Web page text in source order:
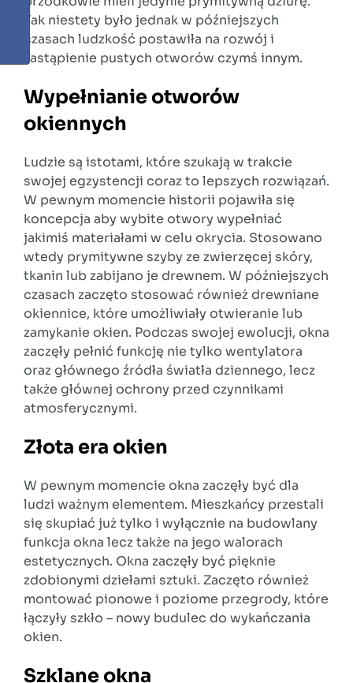
Tak niestety było jednak w późniejszych
czasach ludzkość postawiła na rozwój i
zastąpienie pustych otworów czymś innym.
Wypełnianie otworów
okiennych
Ludzie są istotami, które szukają w trakcie
swojej egzystencji coraz to lepszych rozwiązań.
W pewnym momencie historii pojawiła się
koncepcja aby wybite otwory wypełniać
jakimiś materiałami w celu okrycia. Stosowano
wtedy prymitywne szyby ze zwierzęcej skóry,
tkanin lub zabijano je drewnem. W późniejszych
czasach zaczęto stosować również drewniane
okiennice, które umożliwiały otwieranie lub
zamykanie okien. Podczas swojej ewolucji, okna
zaczęły pełnić funkcję nie tylko wentylatora
oraz głównego źródła światła dziennego, lecz
także głównej ochrony przed czynnikami
atmosferycznymi.
Złota era okien
W pewnym momencie okna zaczęły być dla
ludzi ważnym elementem. Mieszkańcy przestali
się skupiać już tylko i wyłącznie na budowlany
funkcja okna lecz także na jego walorach
estetycznych. Okna zaczęły być pięknie
zdobionymi dziełami sztuki. Zaczęto również
montować pionowe i poziome przegrody, które
łączyły szkło – nowy budulec do wykańczania
okien.
Szklane okna